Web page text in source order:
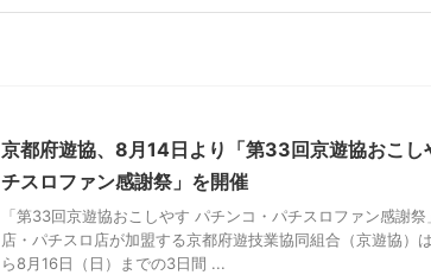
京都府遊協、8月14日より「第33回京遊協おこし
チスロファン感謝祭」を開催
「第33回京遊協おこしやす パチンコ・パチスロファン感謝
店・パチスロ店が加盟する京都府遊技業協同組合（京遊協）
ら8月16日（日）までの3日間 ...